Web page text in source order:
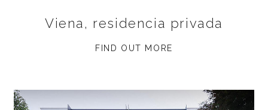
Viena, residencia privada
FIND OUT MORE